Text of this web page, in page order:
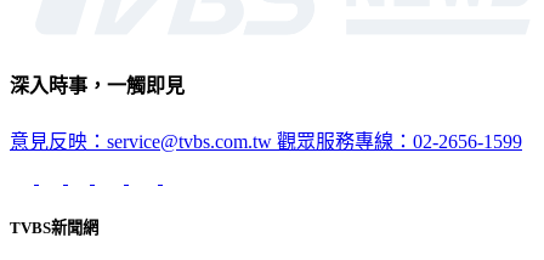
深入時事，一觸即見
意見反映：service@tvbs.com.tw 觀眾服務專線：02-2656-1599
TVBS新聞網